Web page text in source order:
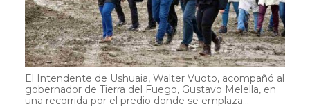
El Intendente de Ushuaia, Walter Vuoto, acompañó al
gobernador de Tierra del Fuego, Gustavo Melella, en
una recorrida por el predio donde se emplaza...